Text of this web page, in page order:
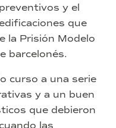
y el
que
la Prisión Modelo
barcelonés.
curso a una serie
y a un buen
que debieron
las